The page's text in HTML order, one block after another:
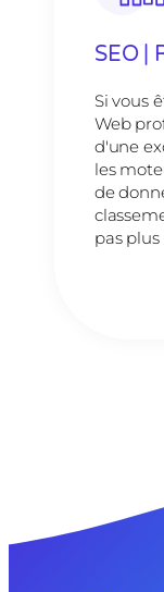
SEO |
Si vous
Web
d'une
les
de
pas plus